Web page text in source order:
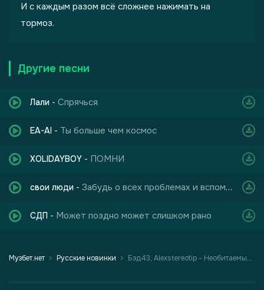
И с каждым разом всё сложнее нажимать на
тормоз.
Другие песни
Лали - Спрячься
EA-AI - Ты больше чем космос
XOLIDAYBOY - ПОМНИ
свои люди - Забудь о всех проблемах и вспомни хотя бы на мгновенья
СДП - Может поздно может слишком рано
Музбет.нет Русские новинки Бэд43, Alexstereotip - Необитаемый остров